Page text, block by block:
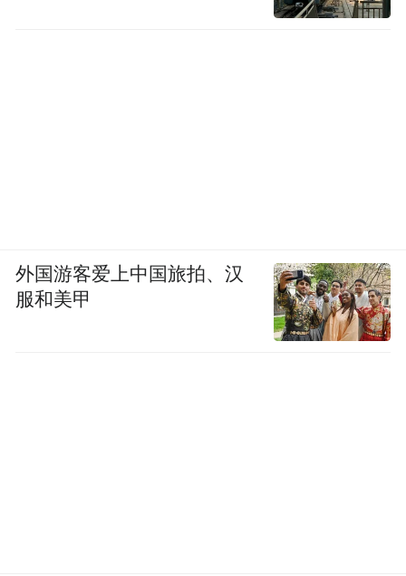
外国游客爱上中国旅拍、汉
服和美甲